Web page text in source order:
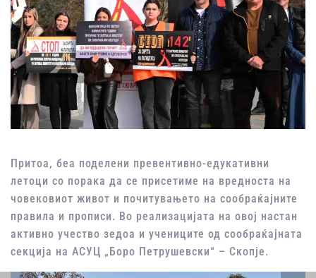
Притоа, беа поделени превентивно-едукативни
летоци со порака да се присетиме на вредноста на
човековиот живот и почитувањето на сообраќајните
правила и прописи. Во реализацијата на овој настан
активно учество зедоа и учениците од сообраќајната
секција на АСУЦ „Боро Петрушевски“ – Скопје.